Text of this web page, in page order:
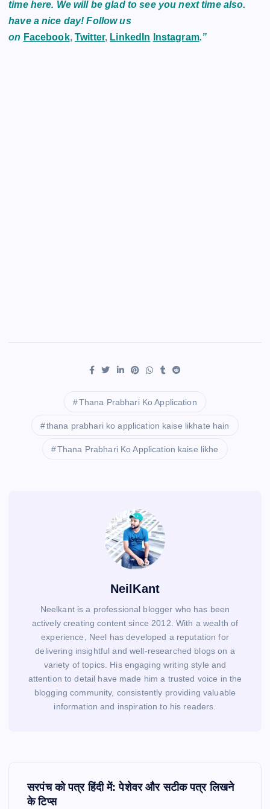
time here. We will be glad to see you next time also.
have a nice day! Follow us
on Facebook, Twitter, LinkedIn Instagram.”
Thana Prabhari Ko Application
thana prabhari ko application kaise likhate hain
Thana Prabhari Ko Application kaise likhe
NeilKant
Neelkant is a professional blogger who has been
actively creating content since 2012. With a wealth of
experience, Neel has developed a reputation for
delivering insightful and well-researched blogs on a
variety of topics. His engaging writing style and
attention to detail have made him a trusted voice in the
blogging community, consistently providing valuable
information and inspiration to his readers.
सरपंच को पत्र हिंदी में: पेशेवर और सटीक पत्र लिखने
के टिप्स